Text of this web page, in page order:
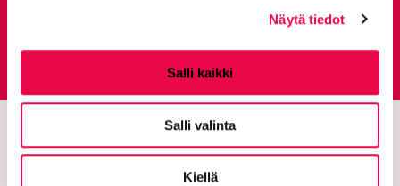
Näytä tiedot
Salli kaikki
Salli valinta
Kiellä
Palautepalvelu
Siirtyy ulkoiselle